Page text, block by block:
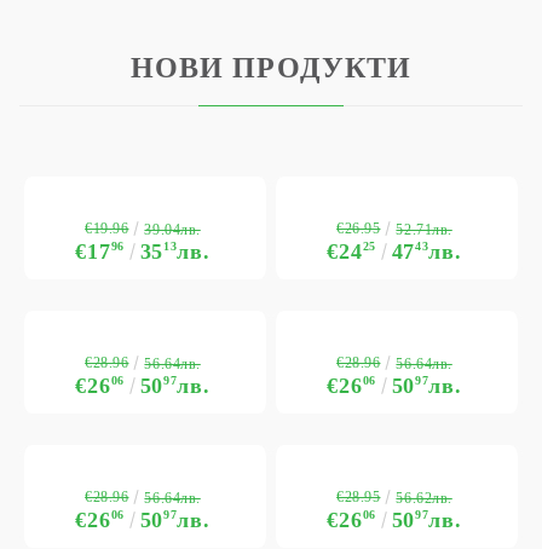
НОВИ ПРОДУКТИ
€1796 3513лв.
€19.96 39.04лв.
€2425 4743лв.
€26.95 52.71лв.
€2606 5097лв.
€28.96 56.64лв.
€2606 5097лв.
€28.96 56.64лв.
€2606 5097лв.
€28.96 56.64лв.
€2606 5097лв.
€28.95 56.62лв.